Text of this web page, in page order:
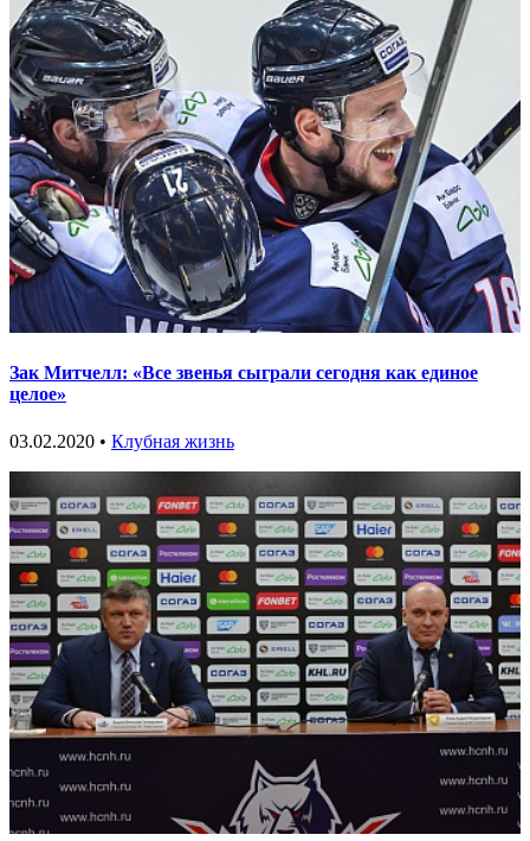
Зак Митчелл: «Все звенья сыграли сегодня как единое
целое»
03.02.2020 • Клубная жизнь